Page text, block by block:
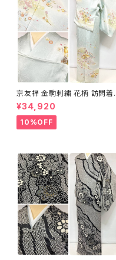
京友禅 金駒刺繍 花柄 訪問着
正絹 水色 黄緑 パステルカラー
アイスグリーン 1433
¥34,920
10%OFF